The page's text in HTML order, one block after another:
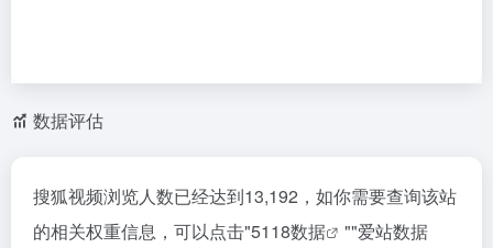
数据评估
搜狐视频浏览人数已经达到13,192，如你需要查询该站
的相关权重信息，可以点击"5118数据 ""爱站数据